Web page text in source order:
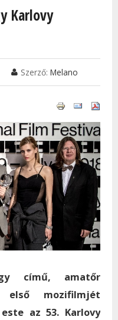
Karlovy
Szerző: Melano
című, amatőr
első mozifilmjét
az 53. Karlovy